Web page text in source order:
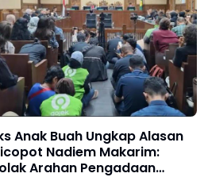
Anak Buah Ungkap Alasan
Nadiem Makarim:
Arahan Pengadaan